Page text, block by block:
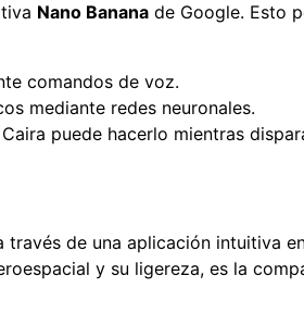
Nano Banana de Google. Esto
comandos de voz.
mediante redes neuronales.
puede hacerlo mientras
de una aplicación intuitiva
y su ligereza, es la